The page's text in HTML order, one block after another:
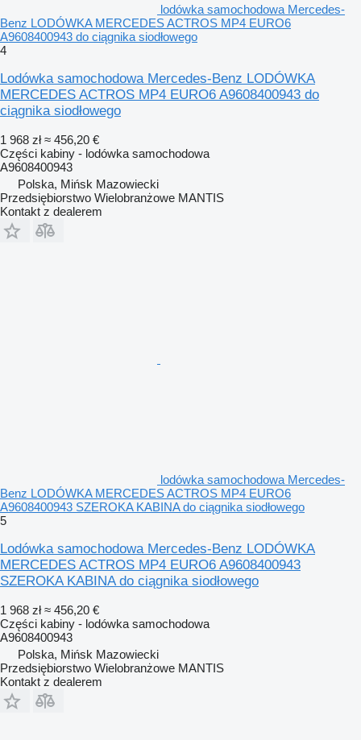
lodówka samochodowa Mercedes-
Benz LODÓWKA MERCEDES ACTROS MP4 EURO6
A9608400943 do ciągnika siodłowego
4
Lodówka samochodowa Mercedes-Benz LODÓWKA
MERCEDES ACTROS MP4 EURO6 A9608400943 do
ciągnika siodłowego
1 968 zł ≈ 456,20 €
Części kabiny - lodówka samochodowa
A9608400943
Polska, Mińsk Mazowiecki
Przedsiębiorstwo Wielobranżowe MANTIS
Kontakt z dealerem
lodówka samochodowa Mercedes-
Benz LODÓWKA MERCEDES ACTROS MP4 EURO6
A9608400943 SZEROKA KABINA do ciągnika siodłowego
5
Lodówka samochodowa Mercedes-Benz LODÓWKA
MERCEDES ACTROS MP4 EURO6 A9608400943
SZEROKA KABINA do ciągnika siodłowego
1 968 zł ≈ 456,20 €
Części kabiny - lodówka samochodowa
A9608400943
Polska, Mińsk Mazowiecki
Przedsiębiorstwo Wielobranżowe MANTIS
Kontakt z dealerem